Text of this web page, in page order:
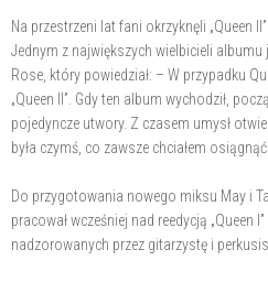
Na przestrzeni lat fani okrzyknęli „Queen
Jednym z największych wielbicieli albumu
Rose, który powiedział: – W przypadku
„Queen II”. Gdy ten album wychodził,
pojedyncze utwory. Z czasem umysł
była czymś, co zawsze chciałem osiągnąć.
Do przygotowania nowego miksu May i
pracował wcześniej nad reedycją „Queen
nadzorowanych przez gitarzystę i